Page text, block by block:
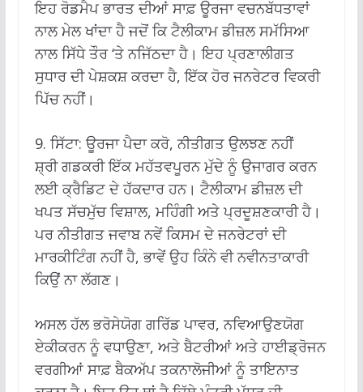
ਇਹ ਰੋਡਮੈਪ ਭਾਰਤ ਦੀਆਂ ਸਾਫ਼ ਊਰਜਾ ਵਚਨਬੱਧਤਾਵਾਂ
ਨਾਲ ਮੇਲ ਖਾਂਦਾ ਹੈ ਜਦੋਂ ਕਿ ਟੈਲੀਕਾਮ ਡੀਜ਼ਲ ਸਮੱਸਿਆ
ਨਾਲ ਸਿੱਧੇ ਤੌਰ ‘ਤੇ ਨਜਿੱਠਦਾ ਹੈ। ਇਹ ਪ੍ਰਣਾਲੀਗਤ
ਸੁਧਾਰ ਦੀ ਪੇਸ਼ਕਸ਼ ਕਰਦਾ ਹੈ, ਇੱਕ ਹੋਰ ਜਨਰੇਟਰ ਵਿਕਰੀ
ਪਿੱਚ ਨਹੀਂ।
9. ਸਿੱਟਾ: ਊਰਜਾ ਪੈਦਾ ਕਰੋ, ਨੀਤੀਗਤ ਉਲਝਣ ਨਹੀਂ
ਸ਼੍ਰੀ ਗਡਕਰੀ ਇੱਕ ਮਹੱਤਵਪੂਰਨ ਮੁੱਦੇ ਨੂੰ ਉਜਾਗਰ ਕਰਨ
ਲਈ ਕ੍ਰੈਡਿਟ ਦੇ ਹੱਕਦਾਰ ਹਨ। ਟੈਲੀਕਾਮ ਡੀਜ਼ਲ ਦੀ
ਖਪਤ ਸੱਚਮੁੱਚ ਵਿਸ਼ਾਲ, ਮਹਿੰਗੀ ਅਤੇ ਪ੍ਰਦੂਸ਼ਣਕਾਰੀ ਹੈ।
ਪਰ ਨੀਤੀਗਤ ਜਵਾਬ ਨਵੇਂ ਕਿਸਮ ਦੇ ਜਨਰੇਟਰਾਂ ਦੀ
ਮਾਰਕੀਟਿੰਗ ਨਹੀਂ ਹੈ, ਭਾਵੇਂ ਉਹ ਕਿੰਨੇ ਵੀ ਨਵੀਨਤਾਕਾਰੀ
ਕਿਉਂ ਨਾ ਲੱਗਣ।
ਅਸਲ ਹੱਲ ਭਰੋਸੇਯੋਗ ਗਰਿੱਡ ਪਾਵਰ, ਨਵਿਆਉਣਯੋਗ
ਏਕੀਕਰਨ ਨੂੰ ਵਧਾਉਣਾ, ਅਤੇ ਬੈਟਰੀਆਂ ਅਤੇ ਹਾਈਡ੍ਰੋਜਨ
ਵਰਗੀਆਂ ਸਾਫ਼ ਬੈਕਅੱਪ ਤਕਨਾਲੋਜੀਆਂ ਨੂੰ ਤਾਇਨਾਤ